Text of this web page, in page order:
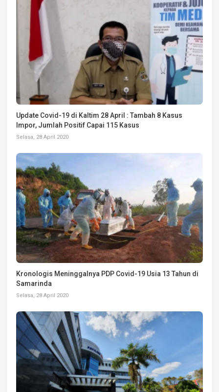
Update Covid-19 di Kaltim 28 April : Tambah 8 Kasus
Impor, Jumlah Positif Capai 115 Kasus
Selasa, 28 April 2020
Kronologis Meninggalnya PDP Covid-19 Usia 13 Tahun di
Samarinda
Selasa, 28 April 2020